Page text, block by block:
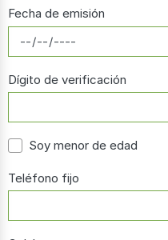
Fecha de emisión
Dígito de verificación
Soy menor de edad
Teléfono fijo